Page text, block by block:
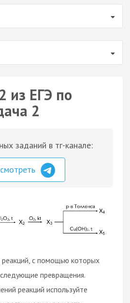
из ЕГЭ по
2
заданий в тг-канале:
с помощью которых
превращения.
реакций используйте